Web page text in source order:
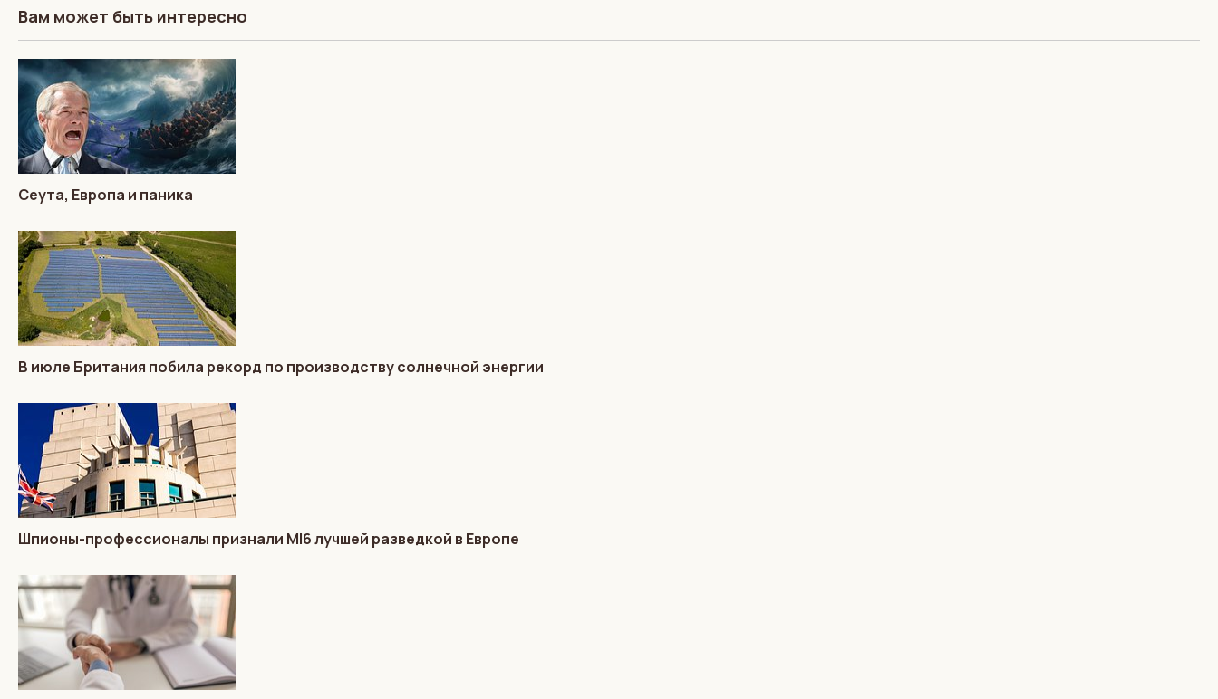
Вам может быть интересно
Сеута, Европа и паника
В июле Британия побила рекорд по производству солнечной энергии
Шпионы-профессионалы признали MI6 лучшей разведкой в Европе